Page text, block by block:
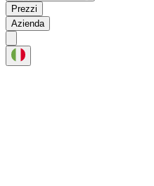
Prezzi
Azienda